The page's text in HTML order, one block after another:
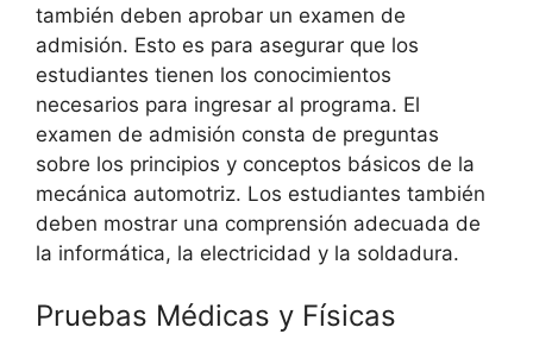
también deben aprobar un examen de
admisión. Esto es para asegurar que los
estudiantes tienen los conocimientos
necesarios para ingresar al programa. El
examen de admisión consta de preguntas
sobre los principios y conceptos básicos de la
mecánica automotriz. Los estudiantes también
deben mostrar una comprensión adecuada de
la informática, la electricidad y la soldadura.
Pruebas Médicas y Físicas